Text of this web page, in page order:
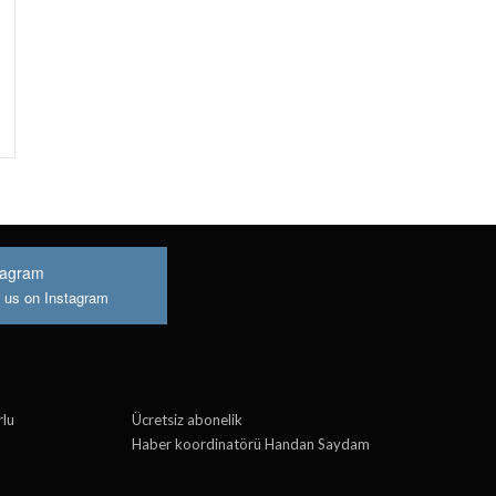
us on Instagram
Ücretsiz abonelik
Haber koordinatörü Handan Saydam